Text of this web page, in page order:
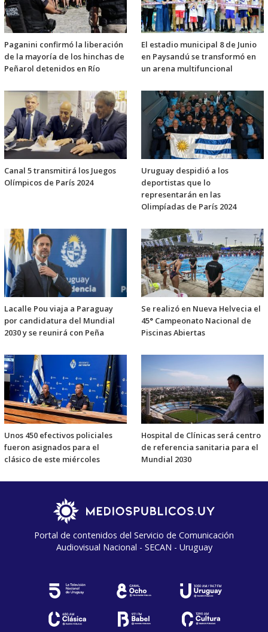
Paganini confirmó la liberación
de la mayoría de los hinchas de
Peñarol detenidos en Río
El estadio municipal 8 de Junio
en Paysandú se transformó en
un arena multifuncional
Canal 5 transmitirá los Juegos
Olímpicos de París 2024
Uruguay despidió a los
deportistas que lo
representarán en las
Olimpíadas de París 2024
Lacalle Pou viaja a Paraguay
por candidatura del Mundial
2030 y se reunirá con Peña
Se realizó en Nueva Helvecia el
45° Campeonato Nacional de
Piscinas Abiertas
Unos 450 efectivos policiales
fueron asignados para el
clásico de este miércoles
Hospital de Clínicas será centro
de referencia sanitaria para el
Mundial 2030
Portal de contenidos del Servicio de Comunicación
Audiovisual Nacional - SECAN - Uruguay